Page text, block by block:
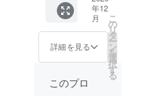
ショッ
プ講座
となり
ます。
につい
の権利
などを
テーマ
とした
ラム形
式の
未満・
高校生
を含
む）は
500円と
なって
いま
す。
者） ▼
リター
ンのイ
ベント
券につ
いて▼
・ イ
ベント
体主催
イベン
ト券
（500
円）を
10枚
● 新し
い古民
ださ
い。 ▼
リター
ンにつ
いて▼
● 中高
生ス
タッフ
年12
月
詳細を見る
こ
の
リ
タ
ー
ン
を
選
択
す
る
このプロ